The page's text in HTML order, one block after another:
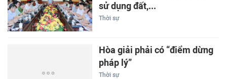
sử dụng đất,...
Thời sự
Hòa giải phải có “điểm dừng
pháp lý”
Thời sự